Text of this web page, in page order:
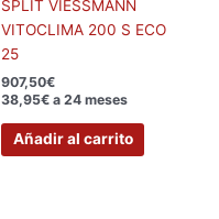
SPLIT VIESSMANN
VITOCLIMA 200 S ECO
25
907,50€
38,95€ a 24 meses
Añadir al carrito